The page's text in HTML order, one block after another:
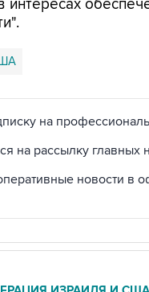
на рассылку главных
новости в